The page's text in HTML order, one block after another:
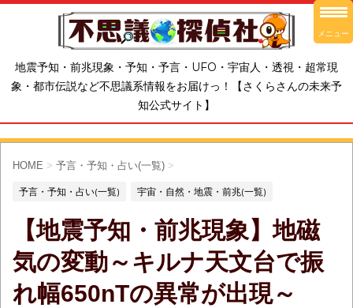
地震予知・前兆現象・予知・予言・UFO・宇宙人・透視・超常現
象・都市伝説など不思議系情報をお届けっ！【さくらさんの未来予
知公式サイト】
HOME > 予言・予知・占い(一覧) >
予言・予知・占い(一覧) 宇宙・自然・地震・前兆(一覧)
【地震予知・前兆現象】地磁
気の変動～キルナ天文台で振
れ幅650nTの異常が出現～
メニュー